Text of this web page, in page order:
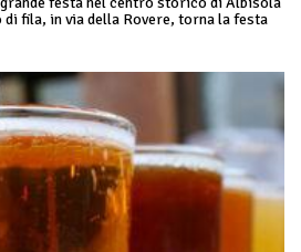
fila, in via della Rovere, torna la festa